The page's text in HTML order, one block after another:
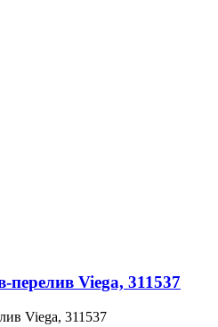
Viega, 311537
Viega, 311537